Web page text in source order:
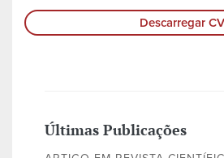
Descarregar CV
Últimas Publicações